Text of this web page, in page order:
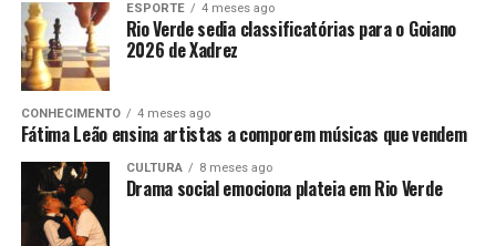
ESPORTE 4 meses ago
Rio Verde sedia classificatórias para o Goiano
2026 de Xadrez
CONHECIMENTO 4 meses ago
Fátima Leão ensina artistas a comporem músicas que vendem
CULTURA 8 meses ago
Drama social emociona plateia em Rio Verde